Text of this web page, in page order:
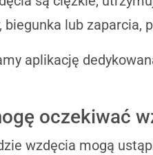
biegunka lub zaparcia,
aplikację
oczekiwać
wzdęcia mogą